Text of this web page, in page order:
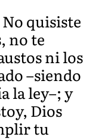
quisiste
no te
ni los
–siendo
la ley–; y
Dios
tu